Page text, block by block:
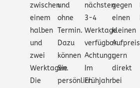
zwischen
einem
halben
und
zwei
Werktagen.
Die
und
ohne
Termin.
Dazu
können
Sie
persönlich
nächsten
3-4
Werktage
verfügbar.
Achtung:
Im
Frühjahr
gegen
einen
kleinen
Aufpreis
gern
direkt
bei